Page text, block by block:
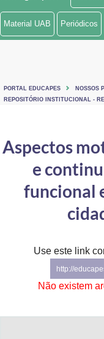
Ministério de Minas e Energia
Ministério do Turismo
Controladoria-Geral da União
Gabinete de Segurança
Advocacia-Geral da União
Material UAB Periódicos
PORTAL EDUCAPES
NOSSOS
REPOSITÓRIO INSTITUCIONAL -
Aspectos
e
funcional
Use este link
http://
Não existem